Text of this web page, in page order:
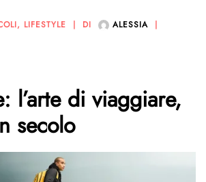
, LIFESTYLE DI
ALESSIA
l’arte di viaggiare,
secolo